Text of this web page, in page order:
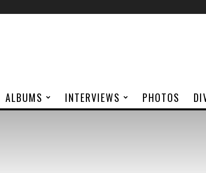
ALBUMS INTERVIEWS PHOTOS